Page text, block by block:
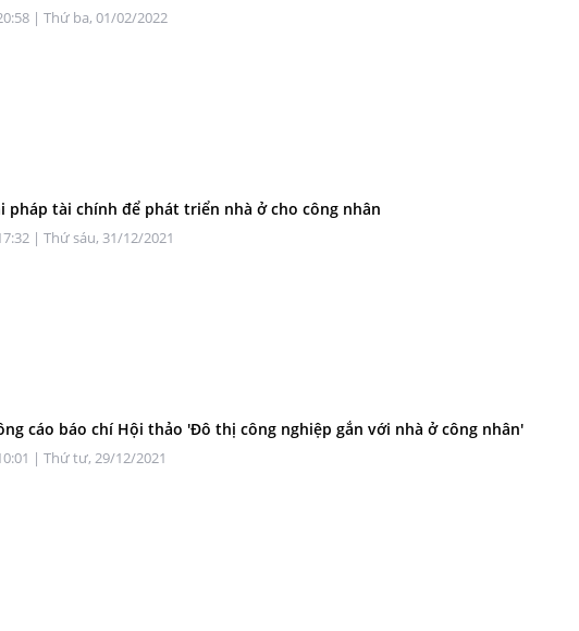
| Thứ ba, 01/02/2022
pháp tài chính để phát triển nhà ở cho công nhân
| Thứ sáu, 31/12/2021
cáo báo chí Hội thảo 'Đô thị công nghiệp gắn với nhà ở công nhân'
| Thứ tư, 29/12/2021